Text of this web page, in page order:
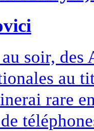
soir, des
au
rare